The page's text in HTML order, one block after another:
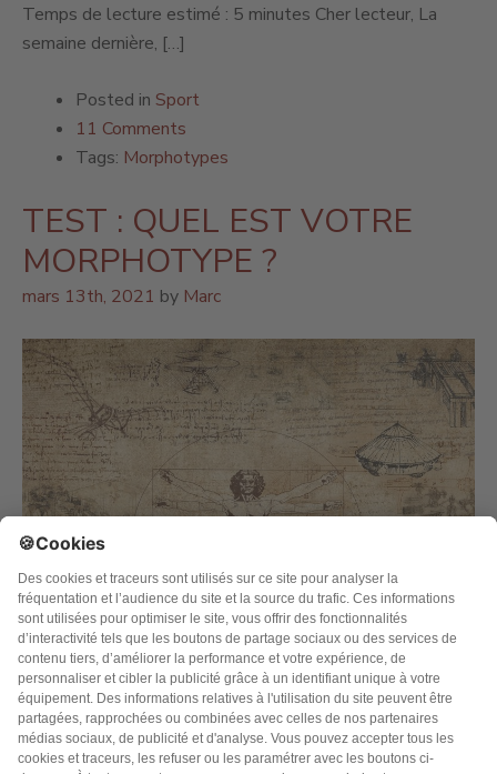
Temps de lecture estimé : 5 minutes Cher lecteur, La
semaine dernière, […]
Posted in Sport
11 Comments
Tags: Morphotypes
TEST : QUEL EST VOTRE
MORPHOTYPE ?
mars 13th, 2021 by Marc
Temps de lecture estimé : 5 minutes Cher lecteur, Nous
ne sommes pas tous construits de la même façon. Si